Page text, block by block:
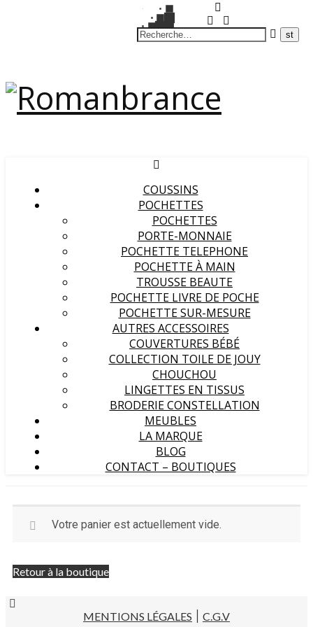
COUSSINS
POCHETTES
POCHETTES
PORTE-MONNAIE
POCHETTE TELEPHONE
POCHETTE À MAIN
TROUSSE BEAUTE
POCHETTE LIVRE DE POCHE
POCHETTE SUR-MESURE
AUTRES ACCESSOIRES
COUVERTURES BÉBÉ
COLLECTION TOILE DE JOUY
CHOUCHOU
LINGETTES EN TISSUS
BRODERIE CONSTELLATION
MEUBLES
LA MARQUE
BLOG
CONTACT – BOUTIQUES
Votre panier est actuellement vide.
Retour à la boutique
MENTIONS LÉGALES
C.G.V